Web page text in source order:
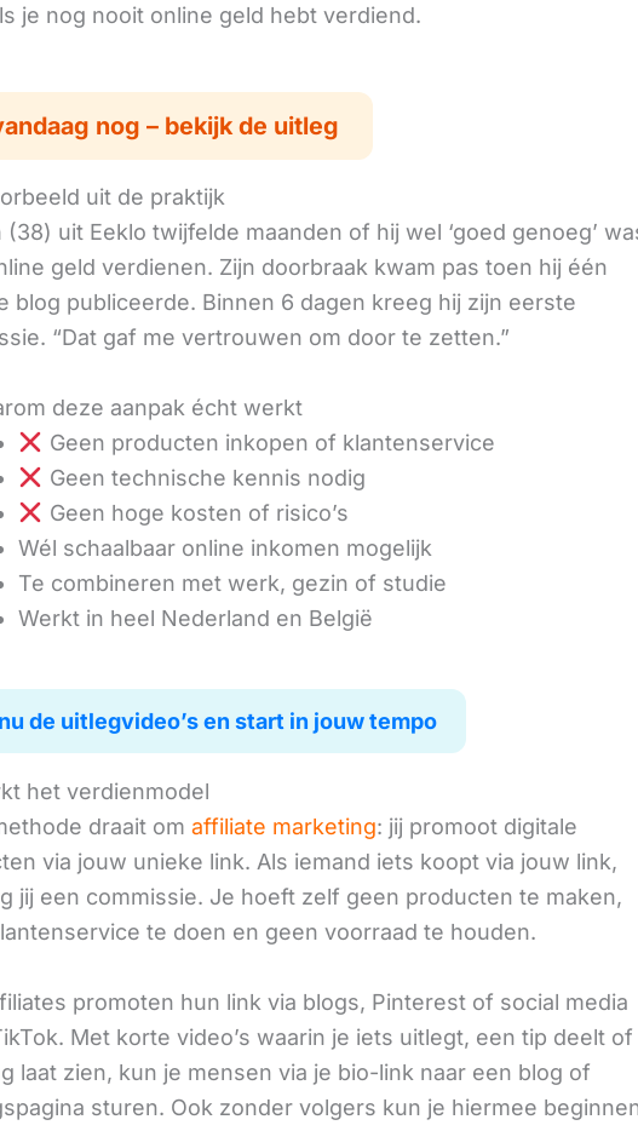
je nog nooit online geld hebt verdiend.
nog – bekijk de uitleg
uit de praktijk
(38) uit Eeklo twijfelde maanden of hij wel ‘goed genoeg’
geld verdienen. Zijn doorbraak kwam pas toen hij één
blog publiceerde. Binnen 6 dagen kreeg hij zijn eerste
“Dat gaf me vertrouwen om door te zetten.”
deze aanpak écht werkt
Geen producten inkopen of klantenservice
Geen technische kennis nodig
Geen hoge kosten of risico’s
Wél schaalbaar online inkomen mogelijk
Te combineren met werk, gezin of studie
Werkt in heel Nederland en België
de uitlegvideo’s en start in jouw tempo
het verdienmodel
draait om affiliate marketing: jij promoot digitale
via jouw unieke link. Als iemand iets koopt via jouw link,
jij een commissie. Je hoeft zelf geen producten te maken,
te doen en geen voorraad te houden.
promoten hun link via blogs, Pinterest of social media
Met korte video’s waarin je iets uitlegt, een tip deelt of
laat zien, kun je mensen via je bio-link naar een blog of
sturen. Ook zonder volgers kun je hiermee